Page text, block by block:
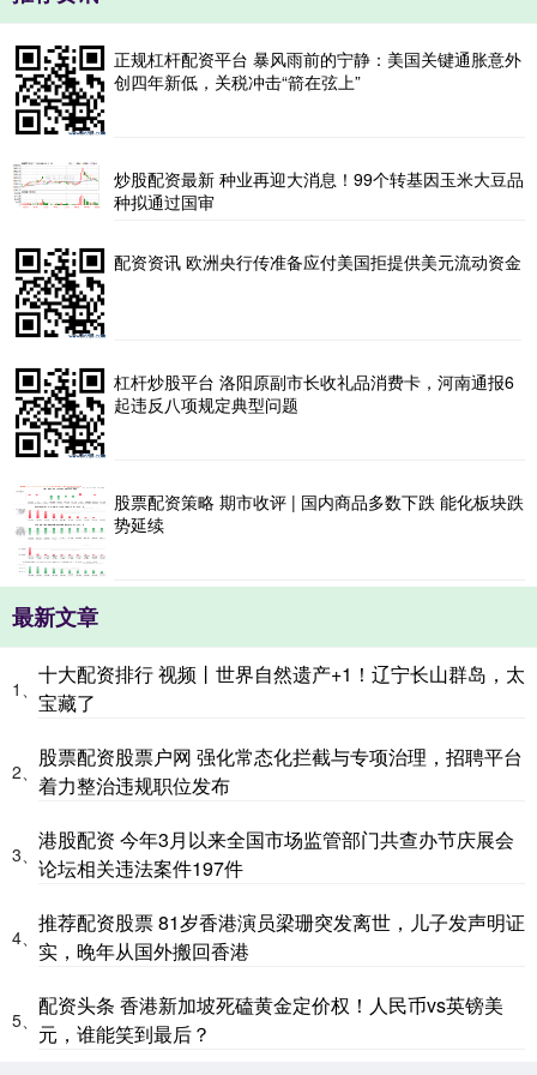
正规杠杆配资平台 暴风雨前的宁静：美国关键通胀意外
创四年新低，关税冲击“箭在弦上”
炒股配资最新 种业再迎大消息！99个转基因玉米大豆品
种拟通过国审
配资资讯 欧洲央行传准备应付美国拒提供美元流动资金
杠杆炒股平台 洛阳原副市长收礼品消费卡，河南通报6
起违反八项规定典型问题
股票配资策略 期市收评 | 国内商品多数下跌 能化板块跌
势延续
最新文章
1、
十大配资排行 视频丨世界自然遗产+1！辽宁长山群岛，太
宝藏了
2、
股票配资股票户网 强化常态化拦截与专项治理，招聘平台
着力整治违规职位发布
3、
港股配资 今年3月以来全国市场监管部门共查办节庆展会
论坛相关违法案件197件
4、
推荐配资股票 81岁香港演员梁珊突发离世，儿子发声明证
实，晚年从国外搬回香港
5、
配资头条 香港新加坡死磕黄金定价权！人民币vs英镑美
元，谁能笑到最后？